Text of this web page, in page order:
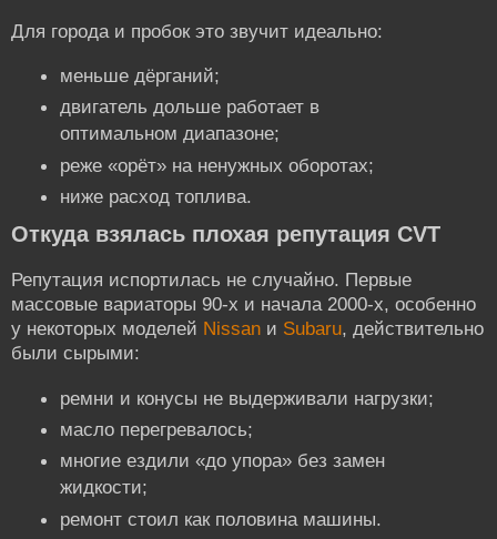
Для города и пробок это звучит идеально:
меньше дёрганий;
двигатель дольше работает в
оптимальном диапазоне;
реже «орёт» на ненужных оборотах;
ниже расход топлива.
Откуда взялась плохая репутация CVT
Репутация испортилась не случайно. Первые
массовые вариаторы 90-х и начала 2000-х, особенно
у некоторых моделей Nissan и Subaru, действительно
были сырыми:
ремни и конусы не выдерживали нагрузки;
масло перегревалось;
многие ездили «до упора» без замен
жидкости;
ремонт стоил как половина машины.